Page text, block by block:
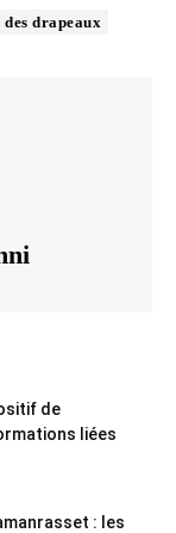
drapeaux
de
liées
: les